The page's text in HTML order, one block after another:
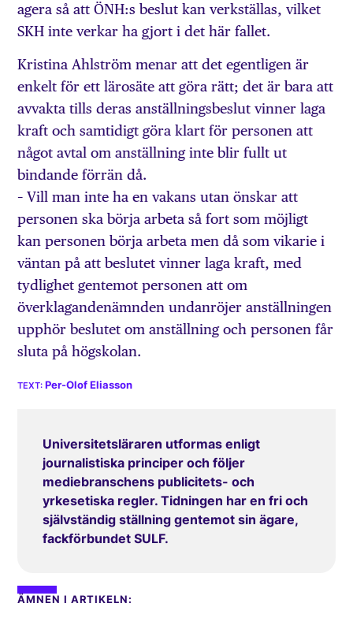
agera så att ÖNH:s beslut kan verkställas, vilket
SKH inte verkar ha gjort i det här fallet.
Kristina Ahlström menar att det egentligen är
enkelt för ett lärosäte att göra rätt; det är bara att
avvakta tills deras anställningsbeslut vinner laga
kraft och samtidigt göra klart för personen att
något avtal om anställning inte blir fullt ut
bindande förrän då.
– Vill man inte ha en vakans utan önskar att
personen ska börja arbeta så fort som möjligt
kan personen börja arbeta men då som vikarie i
väntan på att beslutet vinner laga kraft, med
tydlighet gentemot personen att om
överklagandenämnden undanröjer anställningen
upphör beslutet om anställning och personen får
sluta på högskolan.
Per-Olof Eliasson
Universitetsläraren utformas enligt
journalistiska principer och följer
mediebranschens publicitets- och
yrkesetiska regler. Tidningen har en fri och
självständig ställning gentemot sin ägare,
fackförbundet SULF.
ÄMNEN I ARTIKELN: